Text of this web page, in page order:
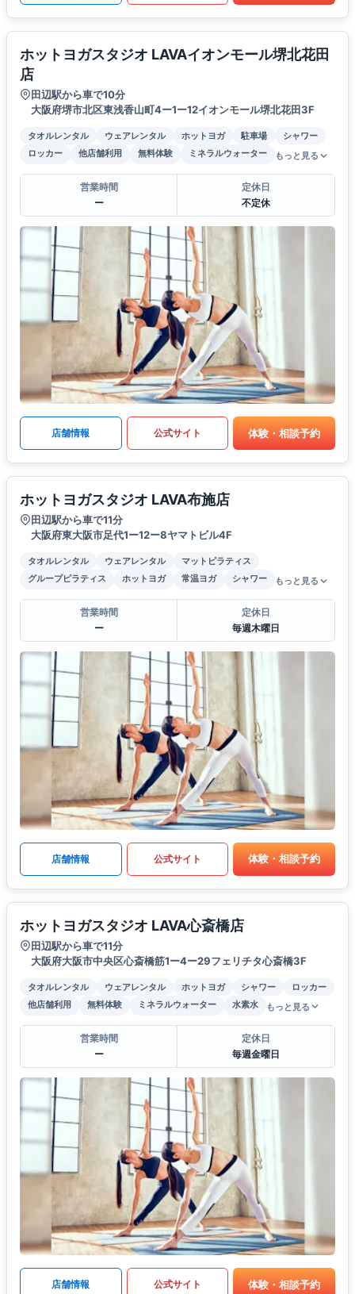
ホットヨガスタジオ LAVAイオンモール堺北花田
店
田辺駅から車で10分
大阪府堺市北区東浅香山町4ー1ー12イオンモール堺北花田3F
タオルレンタル ウェアレンタル ホットヨガ 駐車場
シャワー
ロッカー
他店舗利用 無料体験 ミネラルウォーター もっと見る
営業時間
ー
定休日
不定休
店舗情報 公式サイト 体験・相談予約
ホットヨガスタジオ LAVA布施店
田辺駅から車で11分
大阪府東大阪市足代1ー12ー8ヤマトビル4F
タオルレンタル ウェアレンタル
マットピラティス
グループピラティス
ホットヨガ 常温ヨガ シャワー もっと見る
営業時間
ー
定休日
毎週木曜日
店舗情報 公式サイト 体験・相談予約
ホットヨガスタジオ LAVA心斎橋店
田辺駅から車で11分
大阪府大阪市中央区心斎橋筋1ー4ー29フェリチタ心斎橋3F
タオルレンタル ウェアレンタル ホットヨガ シャワー
ロッカー
他店舗利用
無料体験 ミネラルウォーター 水素水 もっと見る
営業時間
ー
定休日
毎週金曜日
店舗情報 公式サイト 体験・相談予約